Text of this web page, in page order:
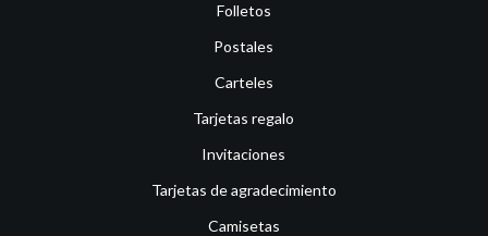
Folletos
Postales
Carteles
Tarjetas regalo
Invitaciones
Tarjetas de agradecimiento
Camisetas